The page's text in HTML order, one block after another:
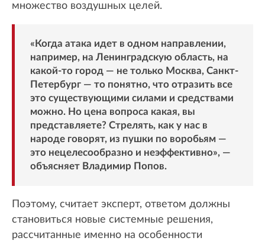
множество воздушных целей.
«Когда атака идет в одном направлении,
например, на Ленинградскую область, на
какой-то город — не только Москва, Санкт-
Петербург — то понятно, что отразить все
это существующими силами и средствами
можно. Но цена вопроса какая, вы
представляете? Стрелять, как у нас в
народе говорят, из пушки по воробьям —
это нецелесообразно и неэффективно», —
объясняет Владимир Попов.
Поэтому, считает эксперт, ответом должны
становиться новые системные решения,
рассчитанные именно на особенности